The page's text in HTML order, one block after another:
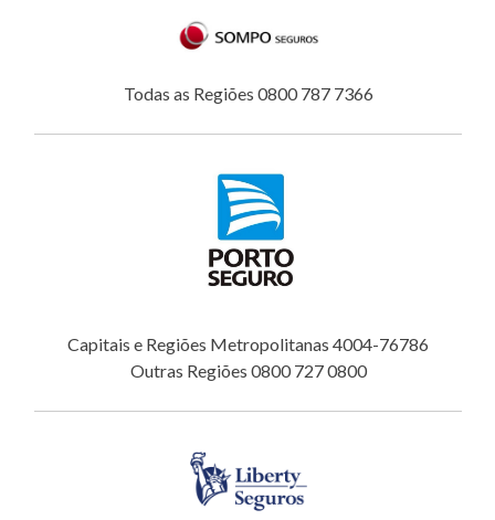
Todas as Regiões 0800 787 7366
Capitais e Regiões Metropolitanas 4004-76786
Outras Regiões 0800 727 0800